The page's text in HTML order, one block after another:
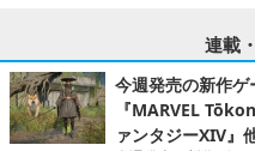
連載
今週発売の新作
『MARVEL
ァンタジーXIV』